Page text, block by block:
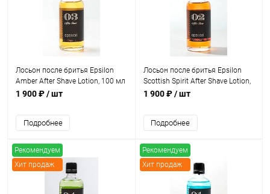
Лосьон после бритья Epsilon
Amber After Shave Lotion, 100 мл
1 900 ₽/ шт
Подробнее
Лосьон после бритья Epsilon
Scottish Spirit After Shave Lotion,
100 мл
1 900 ₽/ шт
Подробнее
Рекомендуем
Хит продаж
Рекомендуем
Хит продаж